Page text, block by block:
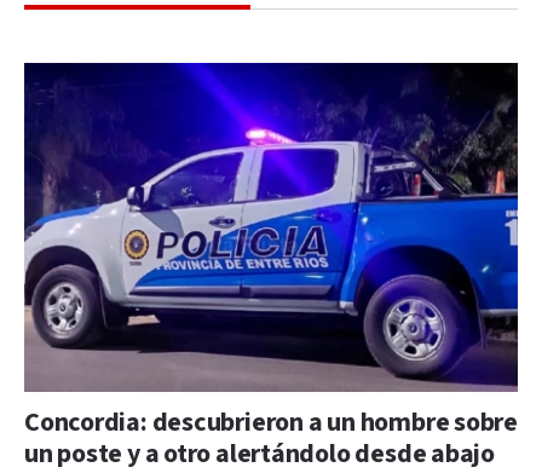
Concordia: descubrieron a un hombre sobre
un poste y a otro alertándolo desde abajo